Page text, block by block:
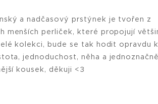
a nadčasový prstýnek je tvořen z
menších perliček, které propojují
kolekci, bude se tak hodit opravdu
jednoduchost, něha a
kousek, děkuji <3